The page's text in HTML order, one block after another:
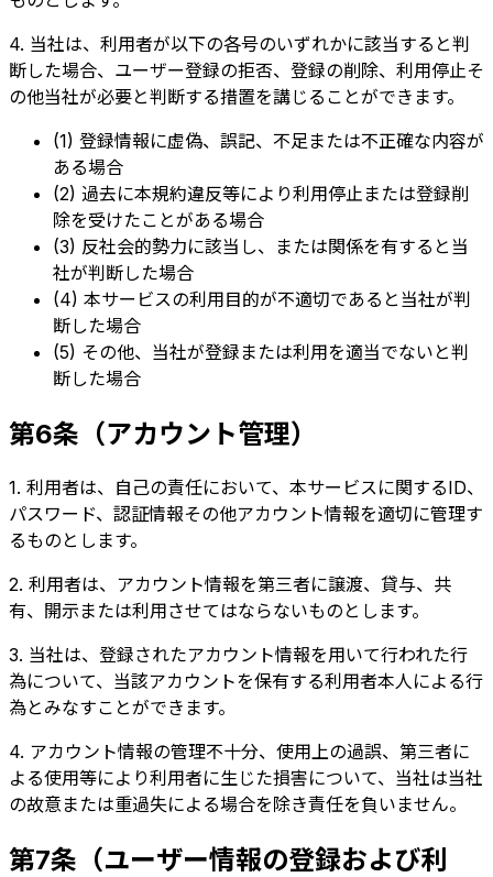
4. 当社は、利用者が以下の各号のいずれかに該当すると判
断した場合、ユーザー登録の拒否、登録の削除、利用停止そ
の他当社が必要と判断する措置を講じることができます。
(1) 登録情報に虚偽、誤記、不足または不正確な内容が
ある場合
(2) 過去に本規約違反等により利用停止または登録削
除を受けたことがある場合
(3) 反社会的勢力に該当し、または関係を有すると当
社が判断した場合
(4) 本サービスの利用目的が不適切であると当社が判
断した場合
(5) その他、当社が登録または利用を適当でないと判
断した場合
第6条（アカウント管理）
1. 利用者は、自己の責任において、本サービスに関するID、
パスワード、認証情報その他アカウント情報を適切に管理す
るものとします。
2. 利用者は、アカウント情報を第三者に譲渡、貸与、共
有、開示または利用させてはならないものとします。
3. 当社は、登録されたアカウント情報を用いて行われた行
為について、当該アカウントを保有する利用者本人による行
為とみなすことができます。
4. アカウント情報の管理不十分、使用上の過誤、第三者に
よる使用等により利用者に生じた損害について、当社は当社
の故意または重過失による場合を除き責任を負いません。
第7条（ユーザー情報の登録および利